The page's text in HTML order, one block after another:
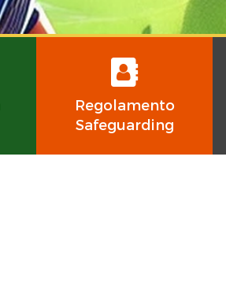
Regolamento
Safeguarding